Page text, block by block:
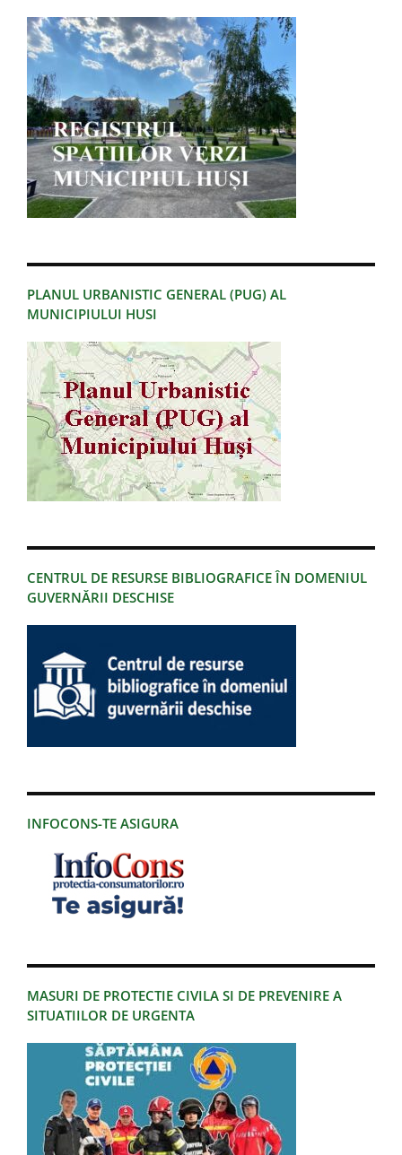
PLANUL URBANISTIC GENERAL (PUG) AL
MUNICIPIULUI HUSI
CENTRUL DE RESURSE BIBLIOGRAFICE ÎN DOMENIUL
GUVERNĂRII DESCHISE
INFOCONS-TE ASIGURA
MASURI DE PROTECTIE CIVILA SI DE PREVENIRE A
SITUATIILOR DE URGENTA